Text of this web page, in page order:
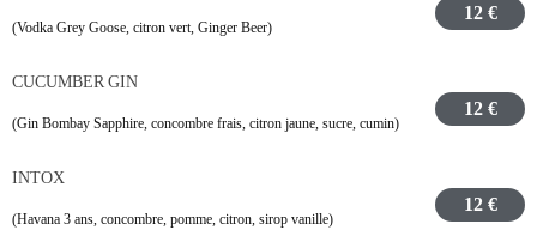
(Vodka Grey Goose, citron vert, Ginger Beer)
12 €
CUCUMBER GIN
(Gin Bombay Sapphire, concombre frais, citron jaune, sucre, cumin)
12 €
INTOX
(Havana 3 ans, concombre, pomme, citron, sirop vanille)
12 €